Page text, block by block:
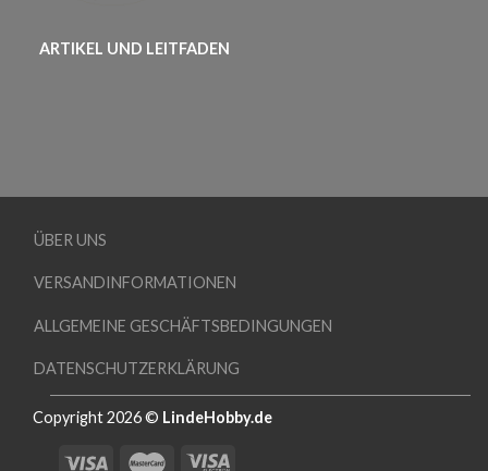
ARTIKEL UND LEITFADEN
ÜBER UNS
VERSANDINFORMATIONEN
ALLGEMEINE GESCHÄFTSBEDINGUNGEN
DATENSCHUTZERKLÄRUNG
Copyright 2026 © LindeHobby.de